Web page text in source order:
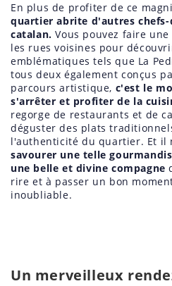
En plus de profiter de ce
quartier abrite d'autres
catalan. Vous pouvez faire
les rues voisines pour
emblématiques tels que La
tous deux également conçus
parcours artistique, c'est le
s'arrêter et profiter de la
regorge de restaurants et de
déguster des plats
l'authenticité du quartier. Et il
savourer une telle
une belle et divine compagne
rire et à passer un bon
inoubliable.
Un merveilleux